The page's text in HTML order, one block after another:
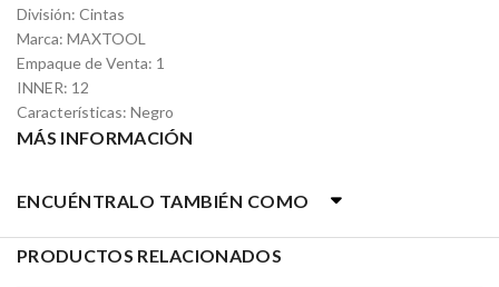
División: Cintas
Marca: MAXTOOL
Empaque de Venta: 1
INNER: 12
Características: Negro
MÁS INFORMACIÓN
ENCUÉNTRALO TAMBIÉN COMO
PRODUCTOS RELACIONADOS